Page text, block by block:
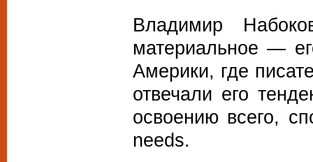
Владимир
материальное —
Америки, где
отвечали его
освоению всего,
needs.